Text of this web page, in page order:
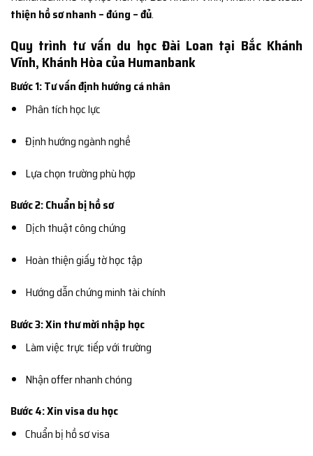
thiện hồ sơ nhanh – đúng – đủ.
Quy trình tư vấn du học Đài Loan tại Bắc Khánh
Vĩnh, Khánh Hòa của Humanbank
Bước 1: Tư vấn định hướng cá nhân
Phân tích học lực
Định hướng ngành nghề
Lựa chọn trường phù hợp
Bước 2: Chuẩn bị hồ sơ
Dịch thuật công chứng
Hoàn thiện giấy tờ học tập
Hướng dẫn chứng minh tài chính
Bước 3: Xin thư mời nhập học
Làm việc trực tiếp với trường
Nhận offer nhanh chóng
Bước 4: Xin visa du học
Chuẩn bị hồ sơ visa